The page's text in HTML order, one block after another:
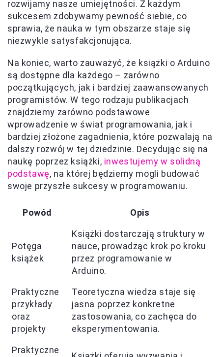
rozwijamy nasze umiejętności. Z każdym
sukcesem zdobywamy pewność siebie, co
sprawia, że nauka w tym obszarze staje się
niezwykle satysfakcjonująca.
Na koniec, warto zauważyć, że książki o Arduino
są dostępne dla każdego – zarówno
początkujących, jak i bardziej zaawansowanych
programistów. W tego rodzaju publikacjach
znajdziemy zarówno podstawowe
wprowadzenie w świat programowania, jak i
bardziej złożone zagadnienia, które pozwalają na
dalszy rozwój w tej dziedzinie. Decydując się na
naukę poprzez książki, inwestujemy w solidną
podstawę, na której będziemy mogli budować
swoje przyszłe sukcesy w programowaniu.
Powód Opis
Potęga
książek
Książki dostarczają struktury w
nauce, prowadząc krok po kroku
przez programowanie w
Arduino.
Praktyczne
przykłady
oraz
projekty
Teoretyczna wiedza staje się
jasna poprzez konkretne
zastosowania, co zachęca do
eksperymentowania.
Praktyczne